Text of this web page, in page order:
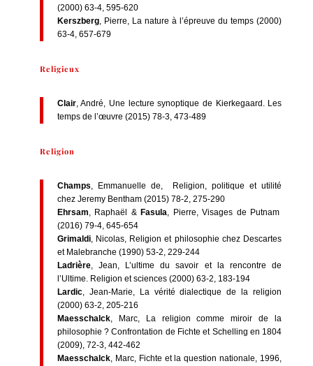
(2000) 63-4, 595-620
Kerszberg, Pierre, La nature à l’épreuve du temps (2000)
63-4, 657-679
Religieux
Clair, André, Une lecture synoptique de Kierkegaard. Les
temps de l’œuvre (2015) 78-3, 473-489
Religion
Champs, Emmanuelle de, Religion, politique et utilité
chez Jeremy Bentham (2015) 78-2, 275-290
Ehrsam, Raphaël & Fasula, Pierre, Visages de Putnam
(2016) 79-4, 645-654
Grimaldi, Nicolas, Religion et philosophie chez Descartes
et Malebranche (1990) 53-2, 229-244
Ladrière, Jean, L’ultime du savoir et la rencontre de
l’Ultime. Religion et sciences (2000) 63-2, 183-194
Lardic, Jean-Marie, La vérité dialectique de la religion
(2000) 63-2, 205-216
Maesschalck, Marc, La religion comme miroir de la
philosophie ? Confrontation de Fichte et Schelling en 1804
(2009), 72-3, 442-462
Maesschalck, Marc, Fichte et la question nationale, 1996,